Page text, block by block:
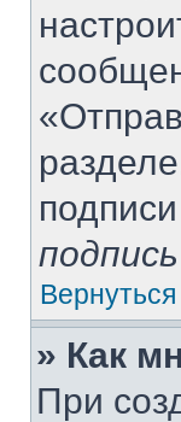
подпись
» Как
При